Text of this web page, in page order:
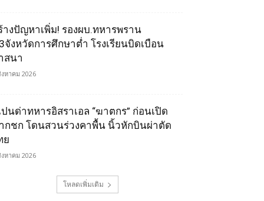
างปัญหาเพิ่ม! รองผบ.ทหารพราน
จังหวัดการศึกษาต่ำ โรงเรียนบิดเบือน
สนา
หาคม 2026
ปนด่าทหารอิสราเอล “ฆาตกร” ก่อนเปิด
กชก โดนสวนร่วงคาพื้น นิ้วหักบินผ่าตัด
ย
หาคม 2026
โหลดเพิ่มเติม